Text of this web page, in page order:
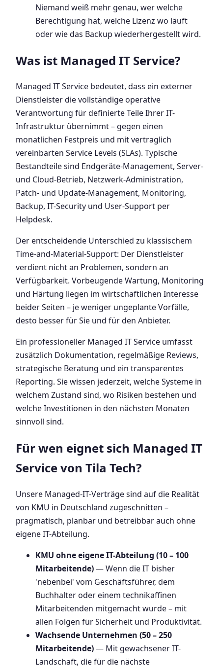
Niemand weiß mehr genau, wer welche
Berechtigung hat, welche Lizenz wo läuft
oder wie das Backup wiederhergestellt wird.
Was ist Managed IT Service?
Managed IT Service bedeutet, dass ein externer
Dienstleister die vollständige operative
Verantwortung für definierte Teile Ihrer IT-
Infrastruktur übernimmt – gegen einen
monatlichen Festpreis und mit vertraglich
vereinbarten Service Levels (SLAs). Typische
Bestandteile sind Endgeräte-Management, Server-
und Cloud-Betrieb, Netzwerk-Administration,
Patch- und Update-Management, Monitoring,
Backup, IT-Security und User-Support per
Helpdesk.
Der entscheidende Unterschied zu klassischem
Time-and-Material-Support: Der Dienstleister
verdient nicht an Problemen, sondern an
Verfügbarkeit. Vorbeugende Wartung, Monitoring
und Härtung liegen im wirtschaftlichen Interesse
beider Seiten – je weniger ungeplante Vorfälle,
desto besser für Sie und für den Anbieter.
Ein professioneller Managed IT Service umfasst
zusätzlich Dokumentation, regelmäßige Reviews,
strategische Beratung und ein transparentes
Reporting. Sie wissen jederzeit, welche Systeme in
welchem Zustand sind, wo Risiken bestehen und
welche Investitionen in den nächsten Monaten
sinnvoll sind.
Für wen eignet sich Managed IT
Service von Tila Tech?
Unsere Managed-IT-Verträge sind auf die Realität
von KMU in Deutschland zugeschnitten –
pragmatisch, planbar und betreibbar auch ohne
eigene IT-Abteilung.
KMU ohne eigene IT-Abteilung (10 – 100
Mitarbeitende)— Wenn die IT bisher
'nebenbei' vom Geschäftsführer, dem
Buchhalter oder einem technikaffinen
Mitarbeitenden mitgemacht wurde – mit
allen Folgen für Sicherheit und Produktivität.
Wachsende Unternehmen (50 – 250
Mitarbeitende)— Mit gewachsener IT-
Landschaft, die für die nächste